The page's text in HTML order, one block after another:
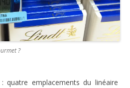
?
quatre emplacements du linéaire